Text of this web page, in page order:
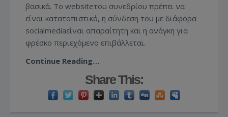
βασικά. Το websiteτου συνεδρίου πρέπει να
είναι κατατοπιστικό, η σύνδεση του με διάφορα
socialmediaείναι απαραίτητη και η ανάγκη για
φρέσκο περιεχόμενο επιβάλλεται.
Continue Reading…
Share This: